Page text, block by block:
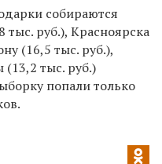
собираются
руб.), Красноярска
(16,5 тыс. руб.),
тыс. руб.)
попали только